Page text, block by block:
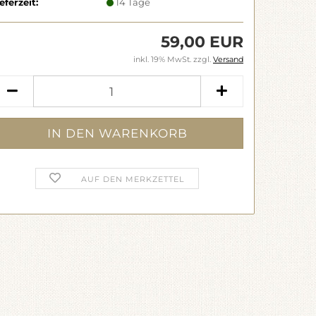
59,00 EUR
inkl. 19% MwSt. zzgl. Versand
AUF DEN MERKZETTEL